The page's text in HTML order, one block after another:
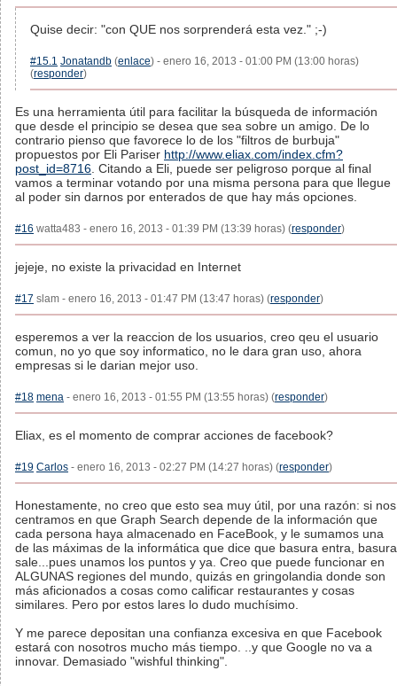
Quise decir: "con QUE nos sorprenderá esta vez." ;-)
#15.1 Jonatandb (enlace) - enero 16, 2013 - 01:00 PM (13:00 horas)
(responder)
Es una herramienta útil para facilitar la búsqueda de información
que desde el principio se desea que sea sobre un amigo. De lo
contrario pienso que favorece lo de los "filtros de burbuja"
propuestos por Eli Pariser http://www.eliax.com/index.cfm?
post_id=8716 . Citando a Eli, puede ser peligroso porque al final
vamos a terminar votando por una misma persona para que llegue
al poder sin darnos por enterados de que hay más opciones.
#16 watta483 - enero 16, 2013 - 01:39 PM (13:39 horas) (responder)
jejeje, no existe la privacidad en Internet
#17 slam - enero 16, 2013 - 01:47 PM (13:47 horas) (responder)
esperemos a ver la reaccion de los usuarios, creo qeu el usuario
comun, no yo que soy informatico, no le dara gran uso, ahora
empresas si le darian mejor uso.
#18 mena - enero 16, 2013 - 01:55 PM (13:55 horas) (responder)
Eliax, es el momento de comprar acciones de facebook?
#19 Carlos - enero 16, 2013 - 02:27 PM (14:27 horas) (responder)
Honestamente, no creo que esto sea muy útil, por una razón: si nos
centramos en que Graph Search depende de la información que
cada persona haya almacenado en FaceBook, y le sumamos una
de las máximas de la informática que dice que basura entra, basura
sale...pues unamos los puntos y ya. Creo que puede funcionar en
ALGUNAS regiones del mundo, quizás en gringolandia donde son
más aficionados a cosas como calificar restaurantes y cosas
similares. Pero por estos lares lo dudo muchísimo.
Y me parece depositan una confianza excesiva en que Facebook
estará con nosotros mucho más tiempo. ..y que Google no va a
innovar. Demasiado "wishful thinking".